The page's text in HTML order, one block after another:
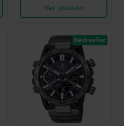
Ver produto
Best-seller